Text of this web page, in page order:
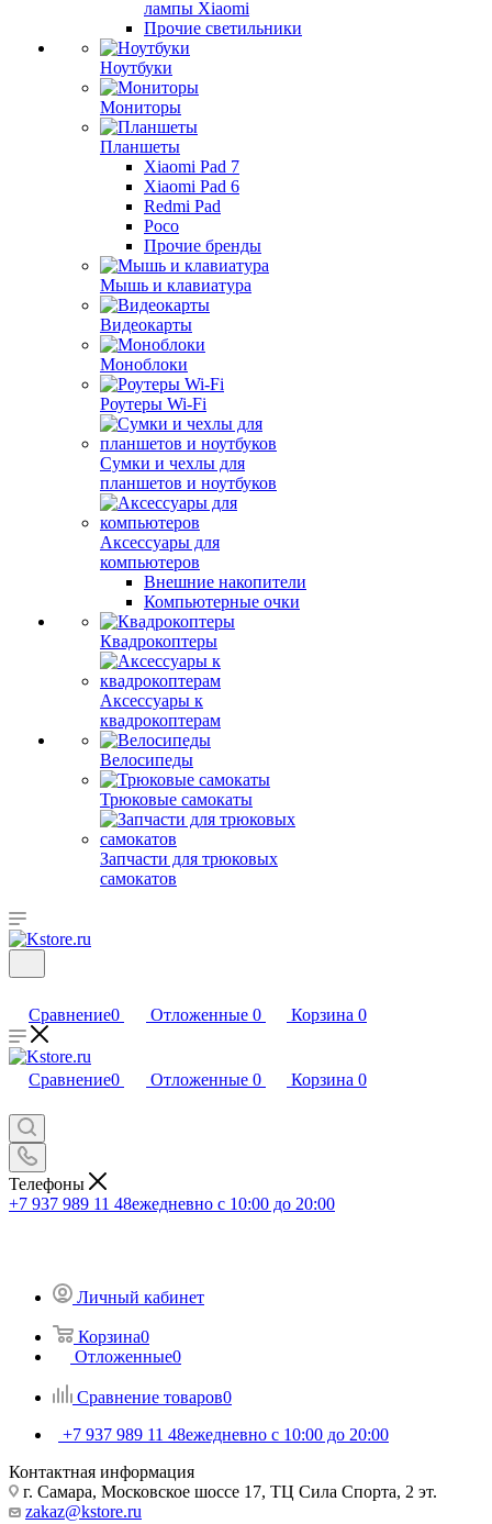
лампы Xiaomi
Прочие светильники
Ноутбуки
Мониторы
Планшеты
Xiaomi Pad 7
Xiaomi Pad 6
Redmi Pad
Poco
Прочие бренды
Мышь и клавиатура
Видеокарты
Моноблоки
Роутеры Wi-Fi
Сумки и чехлы для
планшетов и ноутбуков
Аксессуары для
компьютеров
Внешние накопители
Компьютерные очки
Квадрокоптеры
Аксессуары к
квадрокоптерам
Велосипеды
Трюковые самокаты
Запчасти для трюковых
самокатов
Сравнение0 Отложенные 0 Корзина 0
Сравнение0 Отложенные 0 Корзина 0
Телефоны
+7 937 989 11 48ежедневно с 10:00 до 20:00
Личный кабинет
Корзина0
Отложенные0
Сравнение товаров0
+7 937 989 11 48ежедневно с 10:00 до 20:00
Контактная информация
г. Самара, Московское шоссе 17, ТЦ Сила Спорта, 2 эт.
zakaz@kstore.ru